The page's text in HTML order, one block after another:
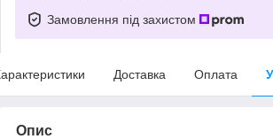
Замовлення під захистом
Доставка Оплата
Опис